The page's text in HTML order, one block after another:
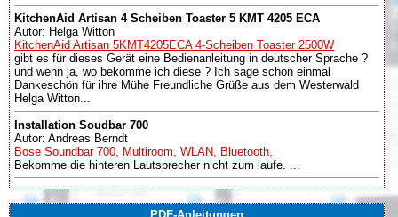
KitchenAid Artisan 4 Scheiben Toaster 5 KMT 4205 ECA
Autor: Helga Witton
KitchenAid Artisan 5KMT4205ECA 4-Scheiben Toaster 2500W
gibt es für dieses Gerät eine Bedienanleitung in deutscher Sprache ?
und wenn ja, wo bekomme ich diese ? Ich sage schon einmal
Dankeschön für ihre Mühe Freundliche Grüße aus dem Westerwald
Helga Witton...
Installation Soudbar 700
Autor: Andreas Berndt
Bose Soundbar 700, Multiroom, WLAN, Bluetooth,
Bekomme die hinteren Lautsprecher nicht zum laufe. ...